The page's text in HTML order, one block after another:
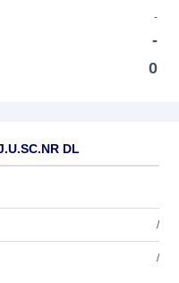
-
-
0
DL
/
/